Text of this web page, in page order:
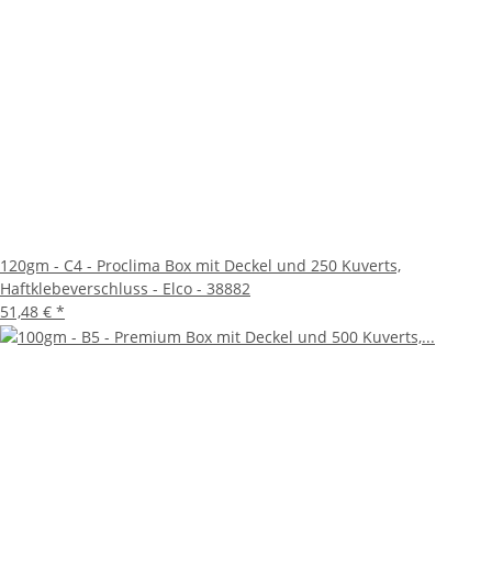
120gm - C4 - Proclima Box mit Deckel und 250 Kuverts,
Haftklebeverschluss - Elco - 38882
51,48 € *